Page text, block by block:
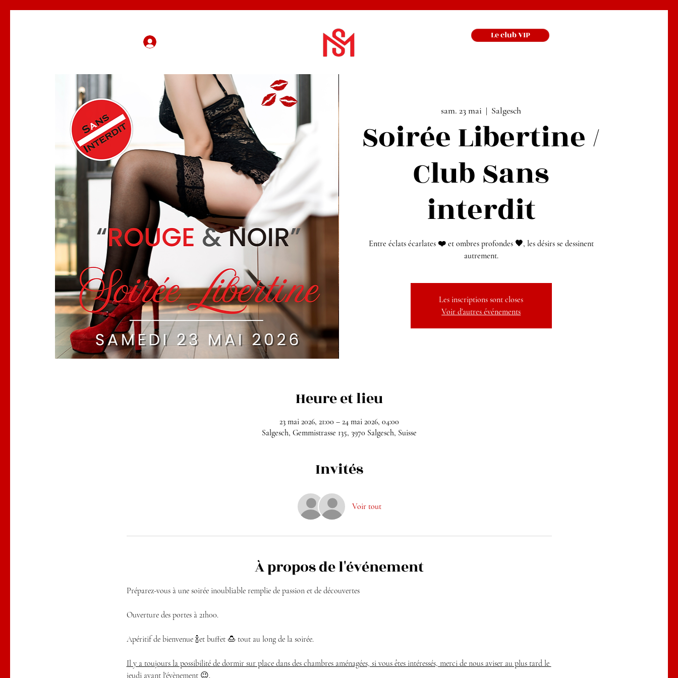
Le club VIP
sam. 23 mai
  |
Salgesch
Soirée Libertine /
Club Sans
interdit
Entre éclats écarlates ❤️ et ombres profondes 🖤, les désirs se dessinent
autrement.
Les inscriptions sont closes
Voir d'autres événements
Heure et lieu
23 mai 2026, 21:00 – 24 mai 2026, 04:00
Salgesch, Gemmistrasse 135, 3970 Salgesch, Suisse
Invités
Voir tout
À propos de l'événement
Préparez-vous à une soirée inoubliable remplie de passion et de découvertes
Ouverture des portes à 21h00.
Apéritif de bienvenue 🍾et buffet 🍮 tout au long de la soirée.
Il y a toujours la possibilité de dormir sur place dans des chambres aménagées, si vous êtes intéressés, merci de nous aviser au plus tard le
jeudi avant l'évènement 😉.